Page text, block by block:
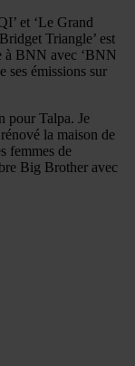
et ‘Le Grand
Triangle’ est
à BNN avec ‘BNN
ses émissions sur
pour Talpa. Je
la maison de
femmes de
Big Brother avec